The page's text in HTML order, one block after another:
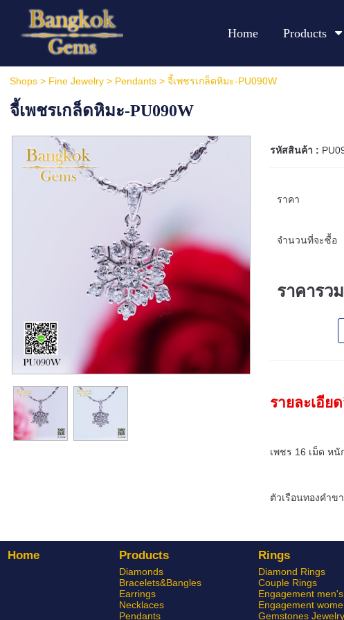
Home Products
Shops> Fine Jewelry> Pendants> จี้เพชรเกล็ดหิมะ-PU090W
จี้เพชรเกล็ดหิมะ-PU090W
รหัสสินค้า :
ราคา
จำนวนที่จะซื้อ
ราคารวม
รายละเอีย
เพชร 16 เม็ด ห
ตัวเรือนทองคำข
Home Products
Diamonds
Bracelets&Bangles
Earrings
Necklaces
Pendants
Rings
Diamond Rings
Couple Rings
Engagement
Engagement
Gemstones Jewelry